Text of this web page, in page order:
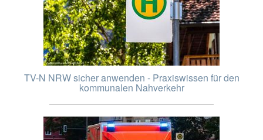
TV-N NRW sicher anwenden - Praxiswissen für den
kommunalen Nahverkehr